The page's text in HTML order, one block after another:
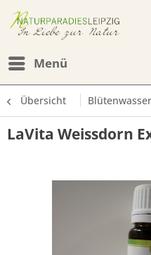
Menü
Übersicht Blütenwasser
LaVita Weissdorn